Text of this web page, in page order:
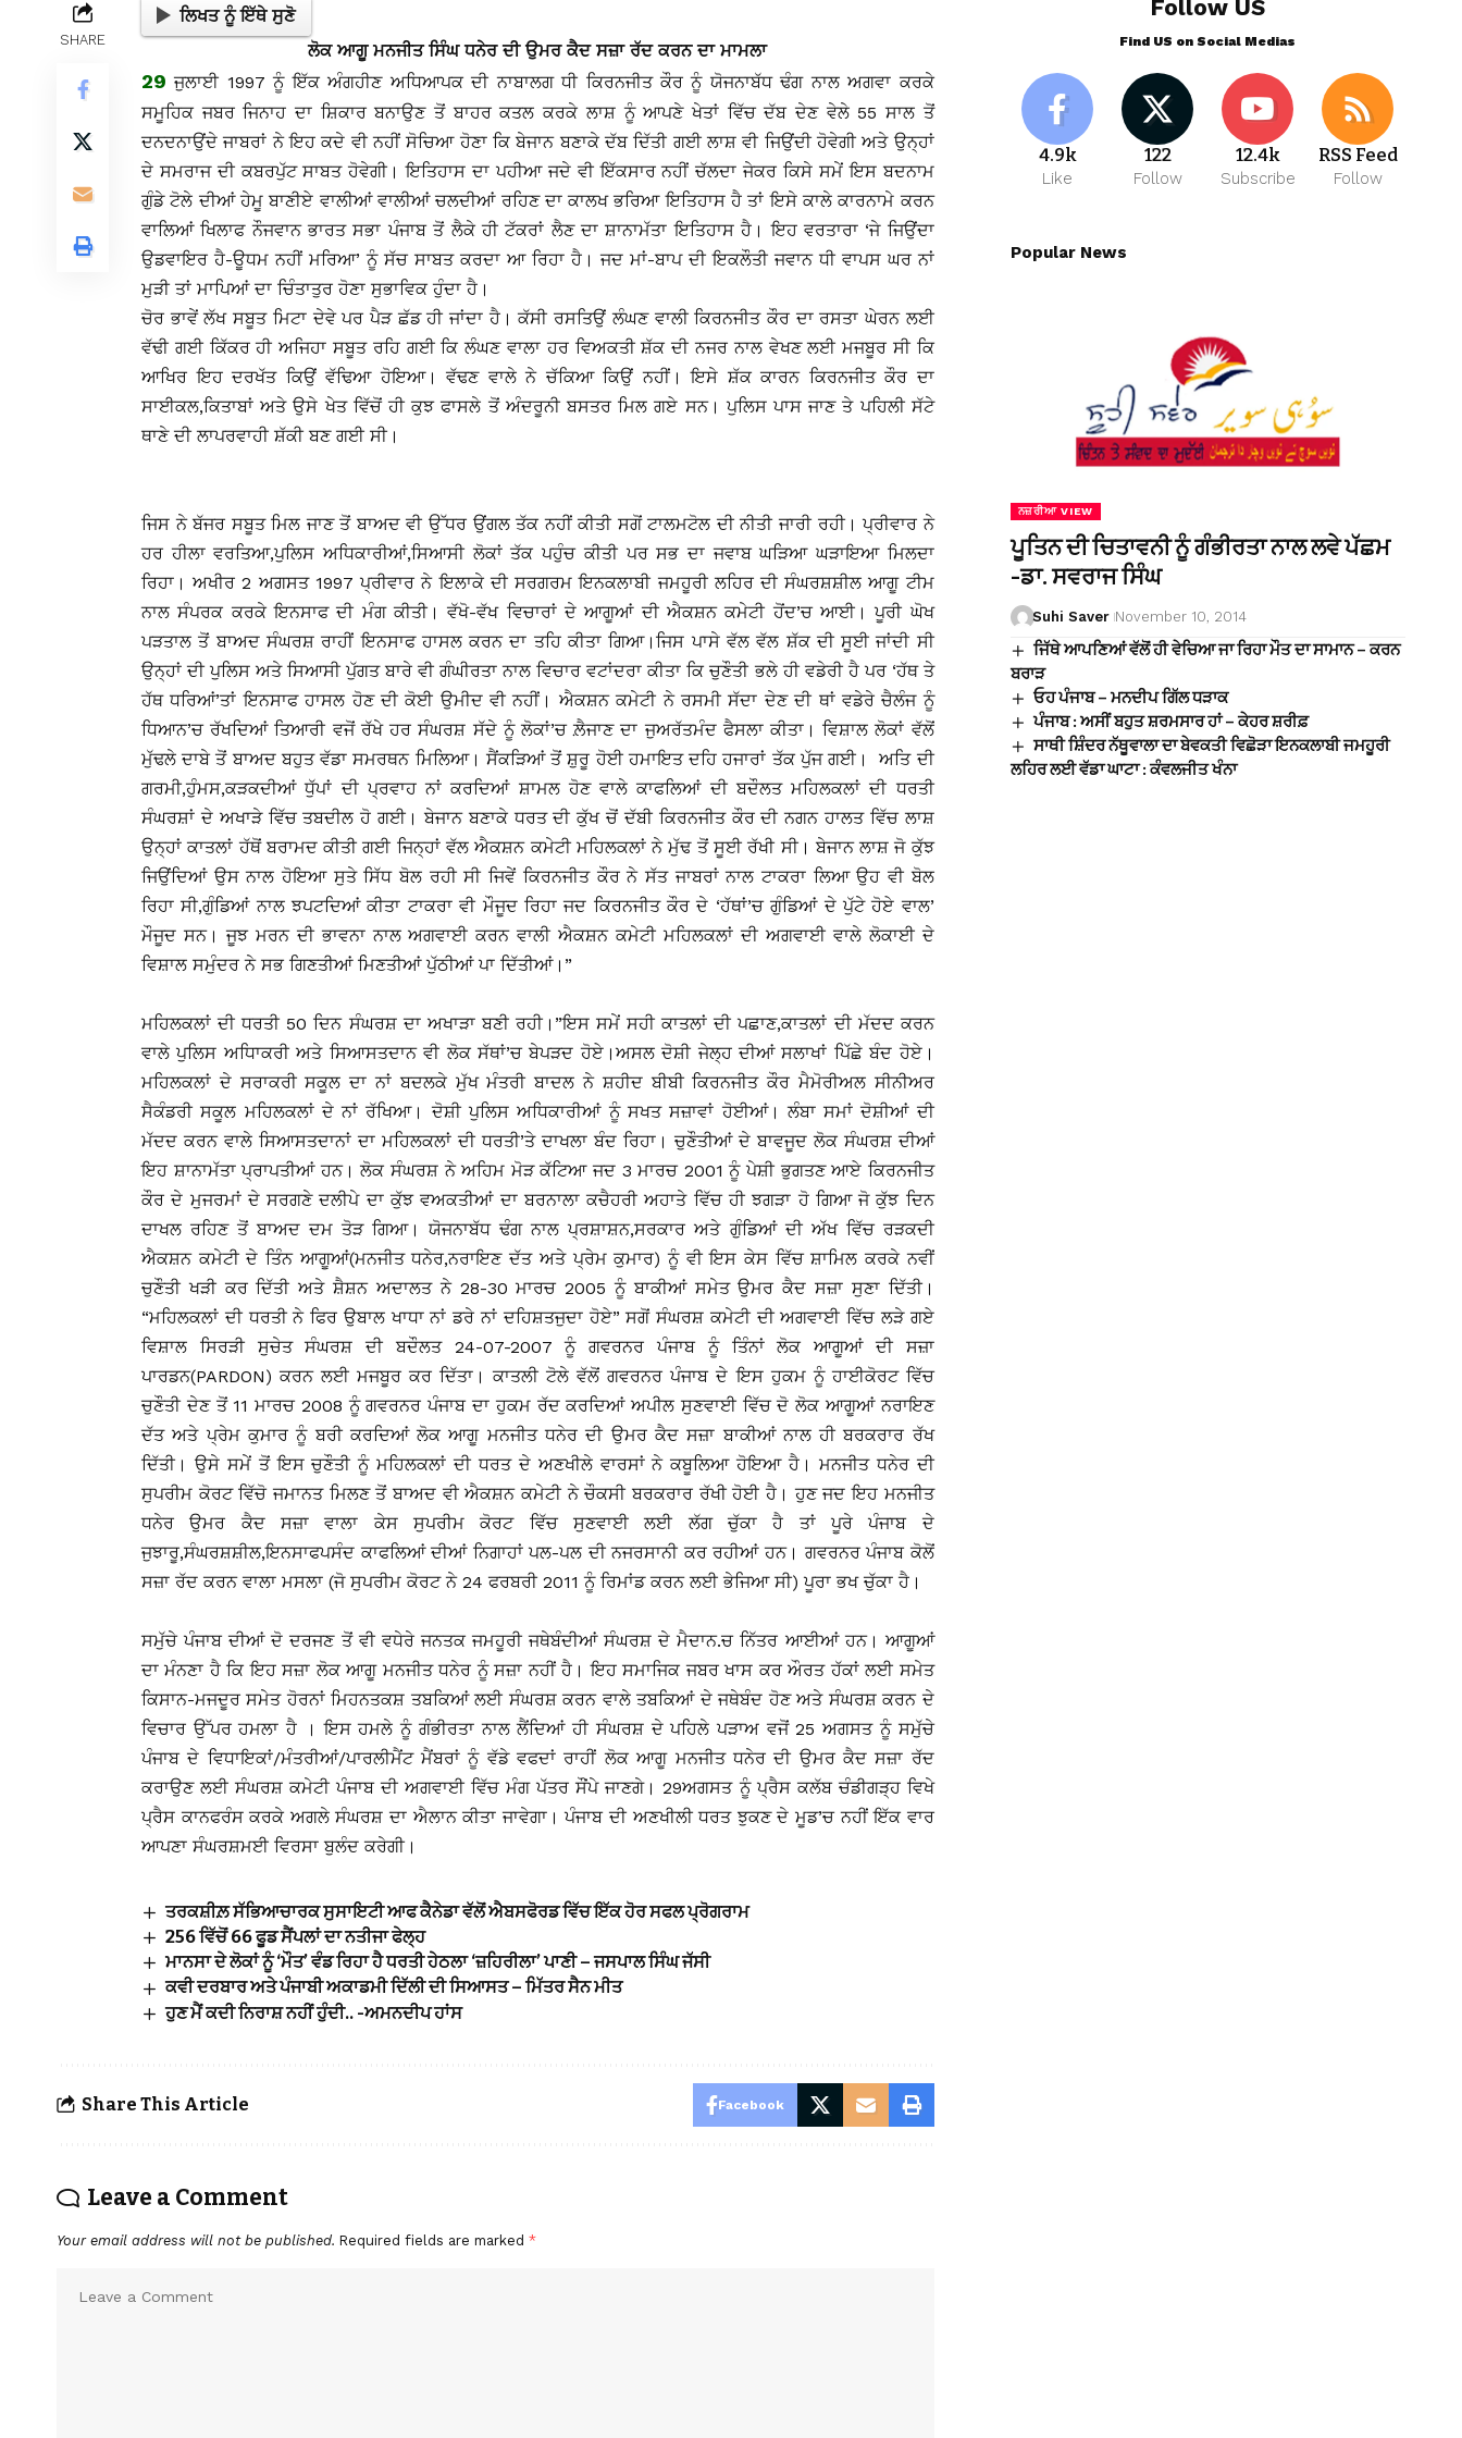
SHARE
ਲਿਖਤ ਨੂੰ ਇੱਥੇ ਸੁਣੋ
ਲੋਕ ਆਗੂ ਮਨਜੀਤ ਸਿੰਘ ਧਨੇਰ ਦੀ ਉਮਰ ਕੈਦ ਸਜ਼ਾ ਰੱਦ ਕਰਨ ਦਾ ਮਾਮਲਾ
29ਜੁਲਾਈ 1997 ਨੂੰ ਇੱਕ ਅੰਗਹੀਣ ਅਧਿਆਪਕ ਦੀ ਨਾਬਾਲਗ ਧੀ ਕਿਰਨਜੀਤ ਕੌਰ ਨੂੰ ਯੋਜਨਾਬੱਧ ਢੰਗ ਨਾਲ ਅਗਵਾ ਕਰਕੇ
ਸਮੂਹਿਕ ਜਬਰ ਜਿਨਾਹ ਦਾ ਸ਼ਿਕਾਰ ਬਨਾਉਣ ਤੋਂ ਬਾਹਰ ਕਤਲ ਕਰਕੇ ਲਾਸ਼ ਨੂੰ ਆਪਣੇ ਖੇਤਾਂ ਵਿੱਚ ਦੱਬ ਦੇਣ ਵੇਲੇ 55 ਸਾਲ ਤੋਂ
ਦਨਦਨਾਉਂਦੇ ਜਾਬਰਾਂ ਨੇ ਇਹ ਕਦੇ ਵੀ ਨਹੀਂ ਸੋਚਿਆ ਹੋਣਾ ਕਿ ਬੇਜਾਨ ਬਣਾਕੇ ਦੱਬ ਦਿੱਤੀ ਗਈ ਲਾਸ਼ ਵੀ ਜਿਉਂਦੀ ਹੋਵੇਗੀ ਅਤੇ ਉਨ੍ਹਾਂ
ਦੇ ਸਮਰਾਜ ਦੀ ਕਬਰਪੁੱਟ ਸਾਬਤ ਹੋਵੇਗੀ। ਇਤਿਹਾਸ ਦਾ ਪਹੀਆ ਜਦੇ ਵੀ ਇੱਕਸਾਰ ਨਹੀਂ ਚੱਲਦਾ ਜੇਕਰ ਕਿਸੇ ਸਮੇਂ ਇਸ ਬਦਨਾਮ
ਗੁੰਡੇ ਟੋਲੇ ਦੀਆਂ ਹੇਮੂ ਬਾਣੀਏ ਵਾਲੀਆਂ ਵਾਲੀਆਂ ਚਲਦੀਆਂ ਰਹਿਣ ਦਾ ਕਾਲਖ ਭਰਿਆ ਇਤਿਹਾਸ ਹੈ ਤਾਂ ਇਸੇ ਕਾਲੇ ਕਾਰਨਾਮੇ ਕਰਨ
ਵਾਲਿਆਂ ਖਿਲਾਫ ਨੌਜਵਾਨ ਭਾਰਤ ਸਭਾ ਪੰਜਾਬ ਤੋਂ ਲੈਕੇ ਹੀ ਟੱਕਰਾਂ ਲੈਣ ਦਾ ਸ਼ਾਨਾਮੱਤਾ ਇਤਿਹਾਸ ਹੈ। ਇਹ ਵਰਤਾਰਾ ‘ਜੇ ਜਿਉਂਦਾ
ਉਡਵਾਇਰ ਹੈ-ਊਧਮ ਨਹੀਂ ਮਰਿਆ’ ਨੂੰ ਸੱਚ ਸਾਬਤ ਕਰਦਾ ਆ ਰਿਹਾ ਹੈ। ਜਦ ਮਾਂ-ਬਾਪ ਦੀ ਇਕਲੌਤੀ ਜਵਾਨ ਧੀ ਵਾਪਸ ਘਰ ਨਾਂ
ਮੁੜੀ ਤਾਂ ਮਾਪਿਆਂ ਦਾ ਚਿੰਤਾਤੁਰ ਹੋਣਾ ਸੁਭਾਵਿਕ ਹੁੰਦਾ ਹੈ।
ਚੋਰ ਭਾਵੇਂ ਲੱਖ ਸਬੂਤ ਮਿਟਾ ਦੇਵੇ ਪਰ ਪੈੜ ਛੱਡ ਹੀ ਜਾਂਦਾ ਹੈ। ਕੱਸੀ ਰਸਤਿਉਂ ਲੰਘਣ ਵਾਲੀ ਕਿਰਨਜੀਤ ਕੌਰ ਦਾ ਰਸਤਾ ਘੇਰਨ ਲਈ
ਵੱਢੀ ਗਈ ਕਿੱਕਰ ਹੀ ਅਜਿਹਾ ਸਬੂਤ ਰਹਿ ਗਈ ਕਿ ਲੰਘਣ ਵਾਲਾ ਹਰ ਵਿਅਕਤੀ ਸ਼ੱਕ ਦੀ ਨਜਰ ਨਾਲ ਵੇਖਣ ਲਈ ਮਜਬੂਰ ਸੀ ਕਿ
ਆਖਿਰ ਇਹ ਦਰਖੱਤ ਕਿਉਂ ਵੱਢਿਆ ਹੋਇਆ। ਵੱਢਣ ਵਾਲੇ ਨੇ ਚੱਕਿਆ ਕਿਉਂ ਨਹੀਂ। ਇਸੇ ਸ਼ੱਕ ਕਾਰਨ ਕਿਰਨਜੀਤ ਕੌਰ ਦਾ
ਸਾਈਕਲ,ਕਿਤਾਬਾਂ ਅਤੇ ਉਸੇ ਖੇਤ ਵਿੱਚੋਂ ਹੀ ਕੁਝ ਫਾਸਲੇ ਤੋਂ ਅੰਦਰੂਨੀ ਬਸਤਰ ਮਿਲ ਗਏ ਸਨ। ਪੁਲਿਸ ਪਾਸ ਜਾਣ ਤੇ ਪਹਿਲੀ ਸੱਟੇ
ਥਾਣੇ ਦੀ ਲਾਪਰਵਾਹੀ ਸ਼ੱਕੀ ਬਣ ਗਈ ਸੀ।
ਜਿਸ ਨੇ ਬੱਜਰ ਸਬੂਤ ਮਿਲ ਜਾਣ ਤੋਂ ਬਾਅਦ ਵੀ ਉੱਧਰ ਉਂਗਲ ਤੱਕ ਨਹੀਂ ਕੀਤੀ ਸਗੋਂ ਟਾਲਮਟੋਲ ਦੀ ਨੀਤੀ ਜਾਰੀ ਰਹੀ। ਪ੍ਰੀਵਾਰ ਨੇ
ਹਰ ਹੀਲਾ ਵਰਤਿਆ,ਪੁਲਿਸ ਅਧਿਕਾਰੀਆਂ,ਸਿਆਸੀ ਲੋਕਾਂ ਤੱਕ ਪਹੁੰਚ ਕੀਤੀ ਪਰ ਸਭ ਦਾ ਜਵਾਬ ਘੜਿਆ ਘੜਾਇਆ ਮਿਲਦਾ
ਰਿਹਾ। ਅਖੀਰ 2 ਅਗਸਤ 1997 ਪ੍ਰੀਵਾਰ ਨੇ ਇਲਾਕੇ ਦੀ ਸਰਗਰਮ ਇਨਕਲਾਬੀ ਜਮਹੂਰੀ ਲਹਿਰ ਦੀ ਸੰਘਰਸ਼ਸ਼ੀਲ ਆਗੂ ਟੀਮ
ਨਾਲ ਸੰਪਰਕ ਕਰਕੇ ਇਨਸਾਫ ਦੀ ਮੰਗ ਕੀਤੀ। ਵੱਖੋ-ਵੱਖ ਵਿਚਾਰਾਂ ਦੇ ਆਗੂਆਂ ਦੀ ਐਕਸ਼ਨ ਕਮੇਟੀ ਹੋਂਦ’ਚ ਆਈ। ਪੂਰੀ ਘੋਖ
ਪੜਤਾਲ ਤੋਂ ਬਾਅਦ ਸੰਘਰਸ਼ ਰਾਹੀਂ ਇਨਸਾਫ ਹਾਸਲ ਕਰਨ ਦਾ ਤਹਿ ਕੀਤਾ ਗਿਆ।ਜਿਸ ਪਾਸੇ ਵੱਲ ਵੱਲ ਸ਼ੱਕ ਦੀ ਸੂਈ ਜਾਂਦੀ ਸੀ
ਉਨ੍ਹਾਂ ਦੀ ਪੁਲਿਸ ਅਤੇ ਸਿਆਸੀ ਪੁੱਗਤ ਬਾਰੇ ਵੀ ਗੰਘੀਰਤਾ ਨਾਲ ਵਿਚਾਰ ਵਟਾਂਦਰਾ ਕੀਤਾ ਕਿ ਚੁਣੌਤੀ ਭਲੇ ਹੀ ਵਡੇਰੀ ਹੈ ਪਰ ‘ਹੱਥ ਤੇ
ਹੱਥ ਧਰਿਆਂ’ਤਾਂ ਇਨਸਾਫ ਹਾਸਲ ਹੋਣ ਦੀ ਕੋਈ ਉਮੀਦ ਵੀ ਨਹੀਂ। ਐਕਸ਼ਨ ਕਮੇਟੀ ਨੇ ਰਸਮੀ ਸੱਦਾ ਦੇਣ ਦੀ ਥਾਂ ਵਡੇਰੇ ਚੈਲੰਜ ਨੂੰ
ਧਿਆਨ’ਚ ਰੱਖਦਿਆਂ ਤਿਆਰੀ ਵਜੋਂ ਰੱਖੇ ਹਰ ਸੰਘਰਸ਼ ਸੱਦੇ ਨੂੰ ਲੋਕਾਂ’ਚ ਲ਼ੈਜਾਣ ਦਾ ਜੁਅਰੱਤਮੰਦ ਫੈਸਲਾ ਕੀਤਾ। ਵਿਸ਼ਾਲ ਲੋਕਾਂ ਵੱਲੋਂ
ਮੁੱਢਲੇ ਦਾਬੇ ਤੋਂ ਬਾਅਦ ਬਹੁਤ ਵੱਡਾ ਸਮਰਥਨ ਮਿਲਿਆ। ਸੈਂਕੜਿਆਂ ਤੋਂ ਸ਼ੁਰੂ ਹੋਈ ਹਮਾਇਤ ਦਹਿ ਹਜਾਰਾਂ ਤੱਕ ਪੁੱਜ ਗਈ। ਅਤਿ ਦੀ
ਗਰਮੀ,ਹੁੰਮਸ,ਕੜਕਦੀਆਂ ਧੁੱਪਾਂ ਦੀ ਪ੍ਰਵਾਹ ਨਾਂ ਕਰਦਿਆਂ ਸ਼ਾਮਲ ਹੋਣ ਵਾਲੇ ਕਾਫਲਿਆਂ ਦੀ ਬਦੌਲਤ ਮਹਿਲਕਲਾਂ ਦੀ ਧਰਤੀ
ਸੰਘਰਸ਼ਾਂ ਦੇ ਅਖਾੜੇ ਵਿੱਚ ਤਬਦੀਲ ਹੋ ਗਈ। ਬੇਜਾਨ ਬਣਾਕੇ ਧਰਤ ਦੀ ਕੁੱਖ ਚੋਂ ਦੱਬੀ ਕਿਰਨਜੀਤ ਕੌਰ ਦੀ ਨਗਨ ਹਾਲਤ ਵਿੱਚ ਲਾਸ਼
ਉਨ੍ਹਾਂ ਕਾਤਲਾਂ ਹੱਥੋਂ ਬਰਾਮਦ ਕੀਤੀ ਗਈ ਜਿਨ੍ਹਾਂ ਵੱਲ ਐਕਸ਼ਨ ਕਮੇਟੀ ਮਹਿਲਕਲਾਂ ਨੇ ਮੁੱਢ ਤੋਂ ਸੂਈ ਰੱਖੀ ਸੀ। ਬੇਜਾਨ ਲਾਸ਼ ਜੋ ਕੁੱਝ
ਜਿਉਂਦਿਆਂ ਉਸ ਨਾਲ ਹੋਇਆ ਸੁਤੇ ਸਿੱਧ ਬੋਲ ਰਹੀ ਸੀ ਜਿਵੇਂ ਕਿਰਨਜੀਤ ਕੌਰ ਨੇ ਸੱਤ ਜਾਬਰਾਂ ਨਾਲ ਟਾਕਰਾ ਲਿਆ ਉਹ ਵੀ ਬੋਲ
ਰਿਹਾ ਸੀ,ਗੁੰਡਿਆਂ ਨਾਲ ਝਪਟਦਿਆਂ ਕੀਤਾ ਟਾਕਰਾ ਵੀ ਮੌਜੂਦ ਰਿਹਾ ਜਦ ਕਿਰਨਜੀਤ ਕੌਰ ਦੇ ‘ਹੱਥਾਂ’ਚ ਗੁੰਡਿਆਂ ਦੇ ਪੁੱਟੇ ਹੋਏ ਵਾਲ’
ਮੌਜੂਦ ਸਨ। ਜੂਝ ਮਰਨ ਦੀ ਭਾਵਨਾ ਨਾਲ ਅਗਵਾਈ ਕਰਨ ਵਾਲੀ ਐਕਸ਼ਨ ਕਮੇਟੀ ਮਹਿਲਕਲਾਂ ਦੀ ਅਗਵਾਈ ਵਾਲੇ ਲੋਕਾਈ ਦੇ
ਵਿਸ਼ਾਲ ਸਮੁੰਦਰ ਨੇ ਸਭ ਗਿਣਤੀਆਂ ਮਿਣਤੀਆਂ ਪੁੱਠੀਆਂ ਪਾ ਦਿੱਤੀਆਂ।”
ਮਹਿਲਕਲਾਂ ਦੀ ਧਰਤੀ 50 ਦਿਨ ਸੰਘਰਸ਼ ਦਾ ਅਖਾੜਾ ਬਣੀ ਰਹੀ।”ਇਸ ਸਮੇਂ ਸਹੀ ਕਾਤਲਾਂ ਦੀ ਪਛਾਣ,ਕਾਤਲਾਂ ਦੀ ਮੱਦਦ ਕਰਨ
ਵਾਲੇ ਪੁਲਿਸ ਅਧਿਾਕਰੀ ਅਤੇ ਸਿਆਸਤਦਾਨ ਵੀ ਲੋਕ ਸੱਥਾਂ’ਚ ਬੇਪੜਦ ਹੋਏ।ਅਸਲ ਦੋਸ਼ੀ ਜੇਲ੍ਹ ਦੀਆਂ ਸਲਾਖਾਂ ਪਿੱਛੇ ਬੰਦ ਹੋਏ।
ਮਹਿਲਕਲਾਂ ਦੇ ਸਰਾਕਰੀ ਸਕੂਲ ਦਾ ਨਾਂ ਬਦਲਕੇ ਮੁੱਖ ਮੰਤਰੀ ਬਾਦਲ ਨੇ ਸ਼ਹੀਦ ਬੀਬੀ ਕਿਰਨਜੀਤ ਕੌਰ ਮੈਮੋਰੀਅਲ ਸੀਨੀਅਰ
ਸੈਕੰਡਰੀ ਸਕੂਲ ਮਹਿਲਕਲਾਂ ਦੇ ਨਾਂ ਰੱਖਿਆ। ਦੋਸ਼ੀ ਪੁਲਿਸ ਅਧਿਕਾਰੀਆਂ ਨੂੰ ਸਖਤ ਸਜ਼ਾਵਾਂ ਹੋਈਆਂ। ਲੰਬਾ ਸਮਾਂ ਦੋਸ਼ੀਆਂ ਦੀ
ਮੱਦਦ ਕਰਨ ਵਾਲੇ ਸਿਆਸਤਦਾਨਾਂ ਦਾ ਮਹਿਲਕਲਾਂ ਦੀ ਧਰਤੀ’ਤੇ ਦਾਖਲਾ ਬੰਦ ਰਿਹਾ। ਚੁਣੌਤੀਆਂ ਦੇ ਬਾਵਜੂਦ ਲੋਕ ਸੰਘਰਸ਼ ਦੀਆਂ
ਇਹ ਸ਼ਾਨਾਮੱਤਾ ਪ੍ਰਾਪਤੀਆਂ ਹਨ। ਲੋਕ ਸੰਘਰਸ਼ ਨੇ ਅਹਿਮ ਮੋੜ ਕੱਟਿਆ ਜਦ 3 ਮਾਰਚ 2001 ਨੂੰ ਪੇਸ਼ੀ ਭੁਗਤਣ ਆਏ ਕਿਰਨਜੀਤ
ਕੌਰ ਦੇ ਮੁਜਰਮਾਂ ਦੇ ਸਰਗਣੇ ਦਲੀਪੇ ਦਾ ਕੁੱਝ ਵਅਕਤੀਆਂ ਦਾ ਬਰਨਾਲਾ ਕਚੈਹਰੀ ਅਹਾਤੇ ਵਿੱਚ ਹੀ ਝਗੜਾ ਹੋ ਗਿਆ ਜੋ ਕੁੱਝ ਦਿਨ
ਦਾਖਲ ਰਹਿਣ ਤੋਂ ਬਾਅਦ ਦਮ ਤੋੜ ਗਿਆ। ਯੋਜਨਾਬੱਧ ਢੰਗ ਨਾਲ ਪ੍ਰਸ਼ਾਸ਼ਨ,ਸਰਕਾਰ ਅਤੇ ਗੁੰਡਿਆਂ ਦੀ ਅੱਖ ਵਿੱਚ ਰੜਕਦੀ
ਐਕਸ਼ਨ ਕਮੇਟੀ ਦੇ ਤਿੰਨ ਆਗੂਆਂ(ਮਨਜੀਤ ਧਨੇਰ,ਨਰਾਇਣ ਦੱਤ ਅਤੇ ਪ੍ਰੇਮ ਕੁਮਾਰ) ਨੂੰ ਵੀ ਇਸ ਕੇਸ ਵਿੱਚ ਸ਼ਾਮਿਲ ਕਰਕੇ ਨਵੀਂ
ਚੁਣੌਤੀ ਖੜੀ ਕਰ ਦਿੱਤੀ ਅਤੇ ਸ਼ੈਸ਼ਨ ਅਦਾਲਤ ਨੇ 28-30 ਮਾਰਚ 2005 ਨੂੰ ਬਾਕੀਆਂ ਸਮੇਤ ਉਮਰ ਕੈਦ ਸਜ਼ਾ ਸੁਣਾ ਦਿੱਤੀ।
“ਮਹਿਲਕਲਾਂ ਦੀ ਧਰਤੀ ਨੇ ਫਿਰ ਉਬਾਲ ਖਾਧਾ ਨਾਂ ਡਰੇ ਨਾਂ ਦਹਿਸ਼ਤਜੁਦਾ ਹੋਏ” ਸਗੋਂ ਸੰਘਰਸ਼ ਕਮੇਟੀ ਦੀ ਅਗਵਾਈ ਵਿੱਚ ਲੜੇ ਗਏ
ਵਿਸ਼ਾਲ ਸਿਰੜੀ ਸੁਚੇਤ ਸੰਘਰਸ਼ ਦੀ ਬਦੌਲਤ 24-07-2007 ਨੂੰ ਗਵਰਨਰ ਪੰਜਾਬ ਨੂੰ ਤਿੰਨਾਂ ਲੋਕ ਆਗੂਆਂ ਦੀ ਸਜ਼ਾ
ਪਾਰਡਨ(PARDON) ਕਰਨ ਲਈ ਮਜਬੂਰ ਕਰ ਦਿੱਤਾ। ਕਾਤਲੀ ਟੋਲੇ ਵੱਲੋਂ ਗਵਰਨਰ ਪੰਜਾਬ ਦੇ ਇਸ ਹੁਕਮ ਨੂੰ ਹਾਈਕੋਰਟ ਵਿੱਚ
ਚੁਣੌਤੀ ਦੇਣ ਤੋਂ 11 ਮਾਰਚ 2008 ਨੂੰ ਗਵਰਨਰ ਪੰਜਾਬ ਦਾ ਹੁਕਮ ਰੱਦ ਕਰਦਿਆਂ ਅਪੀਲ ਸੁਣਵਾਈ ਵਿੱਚ ਦੋ ਲੋਕ ਆਗੂਆਂ ਨਰਾਇਣ
ਦੱਤ ਅਤੇ ਪ੍ਰੇਮ ਕੁਮਾਰ ਨੂੰ ਬਰੀ ਕਰਦਿਆਂ ਲੋਕ ਆਗੂ ਮਨਜੀਤ ਧਨੇਰ ਦੀ ਉਮਰ ਕੈਦ ਸਜ਼ਾ ਬਾਕੀਆਂ ਨਾਲ ਹੀ ਬਰਕਰਾਰ ਰੱਖ
ਦਿੱਤੀ। ਉਸੇ ਸਮੇਂ ਤੋਂ ਇਸ ਚੁਣੌਤੀ ਨੂੰ ਮਹਿਲਕਲਾਂ ਦੀ ਧਰਤ ਦੇ ਅਣਖੀਲੇ ਵਾਰਸਾਂ ਨੇ ਕਬੂਲਿਆ ਹੋਇਆ ਹੈ। ਮਨਜੀਤ ਧਨੇਰ ਦੀ
ਸੁਪਰੀਮ ਕੋਰਟ ਵਿੱਚੋ ਜਮਾਨਤ ਮਿਲਣ ਤੋਂ ਬਾਅਦ ਵੀ ਐਕਸ਼ਨ ਕਮੇਟੀ ਨੇ ਚੌਕਸੀ ਬਰਕਰਾਰ ਰੱਖੀ ਹੋਈ ਹੈ। ਹੁਣ ਜਦ ਇਹ ਮਨਜੀਤ
ਧਨੇਰ ਉਮਰ ਕੈਦ ਸਜ਼ਾ ਵਾਲਾ ਕੇਸ ਸੁਪਰੀਮ ਕੋਰਟ ਵਿੱਚ ਸੁਣਵਾਈ ਲਈ ਲੱਗ ਚੁੱਕਾ ਹੈ ਤਾਂ ਪੂਰੇ ਪੰਜਾਬ ਦੇ
ਜੁਝਾਰੂ,ਸੰਘਰਸ਼ਸ਼ੀਲ,ਇਨਸਾਫਪਸੰਦ ਕਾਫਲਿਆਂ ਦੀਆਂ ਨਿਗਾਹਾਂ ਪਲ-ਪਲ ਦੀ ਨਜਰਸਾਨੀ ਕਰ ਰਹੀਆਂ ਹਨ। ਗਵਰਨਰ ਪੰਜਾਬ ਕੋਲੋਂ
ਸਜ਼ਾ ਰੱਦ ਕਰਨ ਵਾਲਾ ਮਸਲਾ (ਜੋ ਸੁਪਰੀਮ ਕੋਰਟ ਨੇ 24 ਫਰਬਰੀ 2011 ਨੂੰ ਰਿਮਾਂਡ ਕਰਨ ਲਈ ਭੇਜਿਆ ਸੀ) ਪੂਰਾ ਭਖ ਚੁੱਕਾ ਹੈ।
ਸਮੁੱਚੇ ਪੰਜਾਬ ਦੀਆਂ ਦੋ ਦਰਜਣ ਤੋਂ ਵੀ ਵਧੇਰੇ ਜਨਤਕ ਜਮਹੂਰੀ ਜਥੇਬੰਦੀਆਂ ਸੰਘਰਸ਼ ਦੇ ਮੈਦਾਨ.ਚ ਨਿੱਤਰ ਆਈਆਂ ਹਨ। ਆਗੂਆਂ
ਦਾ ਮੰਨਣਾ ਹੈ ਕਿ ਇਹ ਸਜ਼ਾ ਲੋਕ ਆਗੂ ਮਨਜੀਤ ਧਨੇਰ ਨੂੰ ਸਜ਼ਾ ਨਹੀਂ ਹੈ। ਇਹ ਸਮਾਜਿਕ ਜਬਰ ਖਾਸ ਕਰ ਔਰਤ ਹੱਕਾਂ ਲਈ ਸਮੇਤ
ਕਿਸਾਨ-ਮਜਦੂਰ ਸਮੇਤ ਹੋਰਨਾਂ ਮਿਹਨਤਕਸ਼ ਤਬਕਿਆਂ ਲਈ ਸੰਘਰਸ਼ ਕਰਨ ਵਾਲੇ ਤਬਕਿਆਂ ਦੇ ਜਥੇਬੰਦ ਹੋਣ ਅਤੇ ਸੰਘਰਸ਼ ਕਰਨ ਦੇ
ਵਿਚਾਰ ਉੱਪਰ ਹਮਲਾ ਹੈ । ਇਸ ਹਮਲੇ ਨੂੰ ਗੰਭੀਰਤਾ ਨਾਲ ਲੈਂਦਿਆਂ ਹੀ ਸੰਘਰਸ਼ ਦੇ ਪਹਿਲੇ ਪੜਾਅ ਵਜੋਂ 25 ਅਗਸਤ ਨੂੰ ਸਮੁੱਚੇ
ਪੰਜਾਬ ਦੇ ਵਿਧਾਇਕਾਂ/ਮੰਤਰੀਆਂ/ਪਾਰਲੀਮੈਂਟ ਮੈਂਬਰਾਂ ਨੂੰ ਵੱਡੇ ਵਫਦਾਂ ਰਾਹੀਂ ਲੋਕ ਆਗੂ ਮਨਜੀਤ ਧਨੇਰ ਦੀ ਉਮਰ ਕੈਦ ਸਜ਼ਾ ਰੱਦ
ਕਰਾਉਣ ਲਈ ਸੰਘਰਸ਼ ਕਮੇਟੀ ਪੰਜਾਬ ਦੀ ਅਗਵਾਈ ਵਿੱਚ ਮੰਗ ਪੱਤਰ ਸੌਂਪੇ ਜਾਣਗੇ। 29ਅਗਸਤ ਨੂੰ ਪ੍ਰੈਸ ਕਲੱਬ ਚੰਡੀਗੜ੍ਹ ਵਿਖੇ
ਪ੍ਰੈਸ ਕਾਨਫਰੰਸ ਕਰਕੇ ਅਗਲੇ ਸੰਘਰਸ਼ ਦਾ ਐਲਾਨ ਕੀਤਾ ਜਾਵੇਗਾ। ਪੰਜਾਬ ਦੀ ਅਣਖੀਲੀ ਧਰਤ ਝੁਕਣ ਦੇ ਮੂਡ’ਚ ਨਹੀਂ ਇੱਕ ਵਾਰ
ਆਪਣਾ ਸੰਘਰਸ਼ਮਈ ਵਿਰਸਾ ਬੁਲੰਦ ਕਰੇਗੀ।
ਤਰਕਸ਼ੀਲ਼ ਸੱਭਿਆਚਾਰਕ ਸੁਸਾਇਟੀ ਆਫ ਕੈਨੇਡਾ ਵੱਲੋਂ ਐਬਸਫੋਰਡ ਵਿੱਚ ਇੱਕ ਹੋਰ ਸਫਲ ਪ੍ਰੋਗਰਾਮ
256 ਵਿੱਚੋਂ 66 ਫੂਡ ਸੈਂਪਲਾਂ ਦਾ ਨਤੀਜਾ ਫੇਲ੍ਹ
ਮਾਨਸਾ ਦੇ ਲੋਕਾਂ ਨੂੰ ‘ਮੌਤ’ ਵੰਡ ਰਿਹਾ ਹੈ ਧਰਤੀ ਹੇਠਲਾ ‘ਜ਼ਹਿਰੀਲਾ’ ਪਾਣੀ – ਜਸਪਾਲ ਸਿੰਘ ਜੱਸੀ
ਕਵੀ ਦਰਬਾਰ ਅਤੇ ਪੰਜਾਬੀ ਅਕਾਡਮੀ ਦਿੱਲੀ ਦੀ ਸਿਆਸਤ – ਮਿੱਤਰ ਸੈਨ ਮੀਤ
ਹੁਣ ਮੈਂ ਕਦੀ ਨਿਰਾਸ਼ ਨਹੀਂ ਹੁੰਦੀ.. -ਅਮਨਦੀਪ ਹਾਂਸ
Share This Article Facebook
Leave a Comment
Your email address will not be published. Required fields are marked *
Follow US
Find US on Social Medias
4.9k
Like
122
Follow
12.4k
Subscribe
RSS Feed
Follow
Popular News
ਨਜ਼ਰੀਆ VIEW
ਪੂਤਿਨ ਦੀ ਚਿਤਾਵਨੀ ਨੂੰ ਗੰਭੀਰਤਾ ਨਾਲ ਲਵੇ ਪੱਛਮ
-ਡਾ. ਸਵਰਾਜ ਸਿੰਘ
Suhi Saver November 10, 2014
ਜਿੱਥੇ ਆਪਣਿਆਂ ਵੱਲੋਂ ਹੀ ਵੇਚਿਆ ਜਾ ਰਿਹਾ ਮੌਤ ਦਾ ਸਾਮਾਨ – ਕਰਨ
ਬਰਾੜ
ਓਹ ਪੰਜਾਬ – ਮਨਦੀਪ ਗਿੱਲ ਧੜਾਕ
ਪੰਜਾਬ : ਅਸੀਂ ਬਹੁਤ ਸ਼ਰਮਸਾਰ ਹਾਂ – ਕੇਹਰ ਸ਼ਰੀਫ਼
ਸਾਥੀ ਸ਼ਿੰਦਰ ਨੱਥੂਵਾਲਾ ਦਾ ਬੇਵਕਤੀ ਵਿਛੋੜਾ ਇਨਕਲਾਬੀ ਜਮਹੂਰੀ
ਲਹਿਰ ਲਈ ਵੱਡਾ ਘਾਟਾ : ਕੰਵਲਜੀਤ ਖੰਨਾ